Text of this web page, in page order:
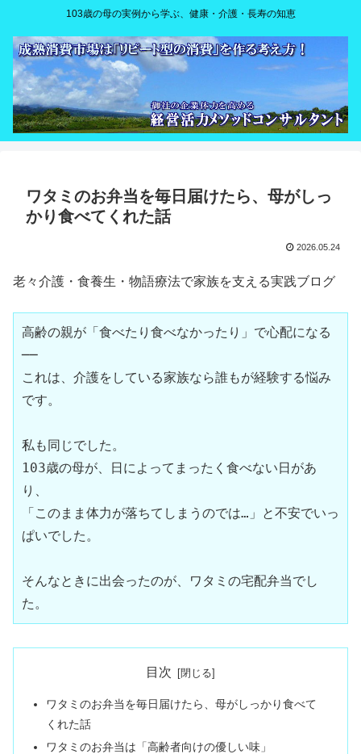
103歳の母の実例から学ぶ、健康・介護・長寿の知恵
ワタミのお弁当を毎日届けたら、母がしっ
かり食べてくれた話
2026.05.24
老々介護・食養生・物語療法で家族を支える実践ブログ
高齢の親が「食べたり食べなかったり」で心配になる
──
これは、介護をしている家族なら誰もが経験する悩み
です。
私も同じでした。
103歳の母が、日によってまったく食べない日があ
り、
「このまま体力が落ちてしまうのでは…」と不安でいっ
ぱいでした。
そんなときに出会ったのが、ワタミの宅配弁当でし
た。
目次
ワタミのお弁当を毎日届けたら、母がしっかり食べて
くれた話
ワタミのお弁当は「高齢者向けの優しい味」